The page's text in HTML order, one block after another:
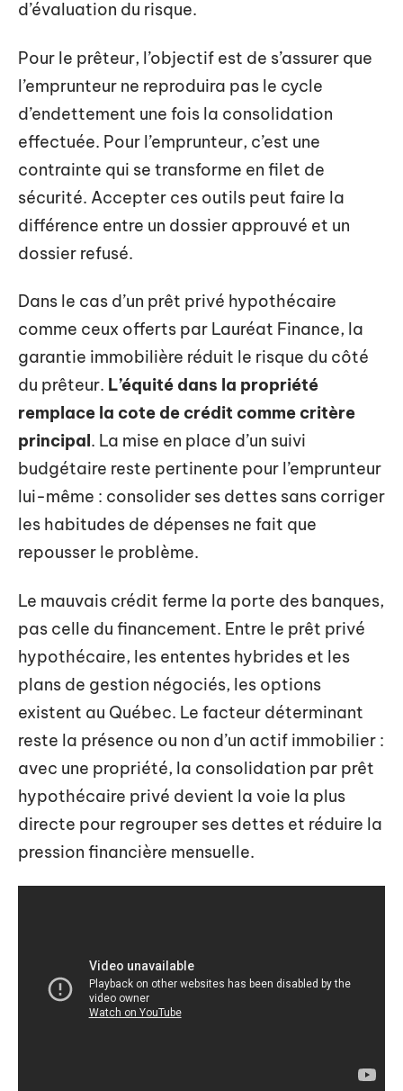
d’évaluation du risque.
Pour le prêteur, l’objectif est de s’assurer que
l’emprunteur ne reproduira pas le cycle
d’endettement une fois la consolidation
effectuée. Pour l’emprunteur, c’est une
contrainte qui se transforme en filet de
sécurité. Accepter ces outils peut faire la
différence entre un dossier approuvé et un
dossier refusé.
Dans le cas d’un prêt privé hypothécaire
comme ceux offerts par Lauréat Finance, la
garantie immobilière réduit le risque du côté
du prêteur. L’équité dans la propriété
remplace la cote de crédit comme critère
principal. La mise en place d’un suivi
budgétaire reste pertinente pour l’emprunteur
lui-même : consolider ses dettes sans corriger
les habitudes de dépenses ne fait que
repousser le problème.
Le mauvais crédit ferme la porte des banques,
pas celle du financement. Entre le prêt privé
hypothécaire, les ententes hybrides et les
plans de gestion négociés, les options
existent au Québec. Le facteur déterminant
reste la présence ou non d’un actif immobilier :
avec une propriété, la consolidation par prêt
hypothécaire privé devient la voie la plus
directe pour regrouper ses dettes et réduire la
pression financière mensuelle.